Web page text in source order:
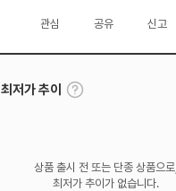
관심 공유 신고
최저가 추이
툴
팁
상품 출시 전 또는 단종 상품으로,
최저가 추이가 없습니다.